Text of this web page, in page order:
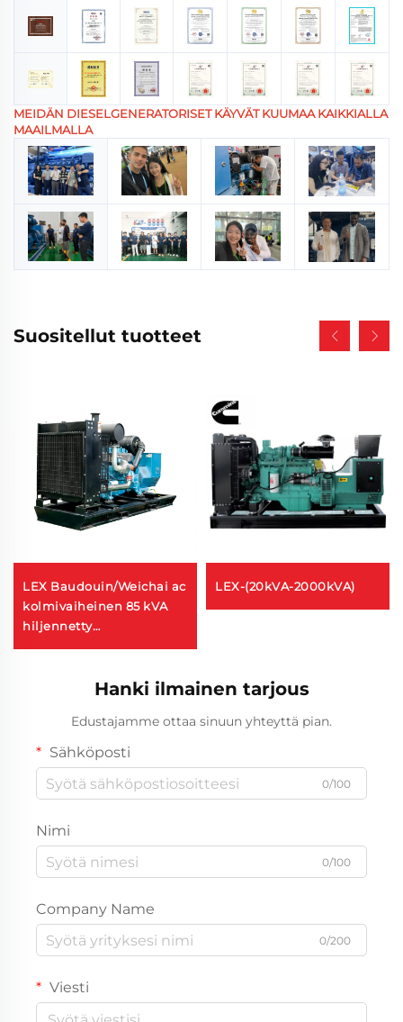
MEIDÄN DIESELGENERATORISET KÄYVÄT KUUMAA KAIKKIALLA
MAAILMALLA
Suositellut tuotteet
LEX Baudouin/Weichai ac
kolmivaiheinen 85 kVA
hiljennetty
dieselgeneraattori
LEX-(20kVA-2000kVA)
Hanki ilmainen tarjous
Edustajamme ottaa sinuun yhteyttä pian.
Sähköposti
0/100
Nimi
0/100
Company Name
0/200
Viesti